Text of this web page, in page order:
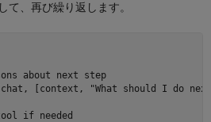
て、再び繰り返します。
about next step
[context, "What should I do
if needed